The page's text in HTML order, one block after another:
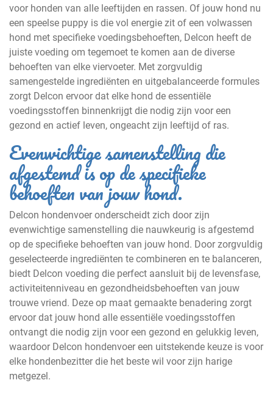
voor honden van alle leeftijden en rassen. Of jouw hond nu
een speelse puppy is die vol energie zit of een volwassen
hond met specifieke voedingsbehoeften, Delcon heeft de
juiste voeding om tegemoet te komen aan de diverse
behoeften van elke viervoeter. Met zorgvuldig
samengestelde ingrediënten en uitgebalanceerde formules
zorgt Delcon ervoor dat elke hond de essentiële
voedingsstoffen binnenkrijgt die nodig zijn voor een
gezond en actief leven, ongeacht zijn leeftijd of ras.
Evenwichtige samenstelling die
afgestemd is op de specifieke
behoeften van jouw hond.
Delcon hondenvoer onderscheidt zich door zijn
evenwichtige samenstelling die nauwkeurig is afgestemd
op de specifieke behoeften van jouw hond. Door zorgvuldig
geselecteerde ingrediënten te combineren en te balanceren,
biedt Delcon voeding die perfect aansluit bij de levensfase,
activiteitenniveau en gezondheidsbehoeften van jouw
trouwe vriend. Deze op maat gemaakte benadering zorgt
ervoor dat jouw hond alle essentiële voedingsstoffen
ontvangt die nodig zijn voor een gezond en gelukkig leven,
waardoor Delcon hondenvoer een uitstekende keuze is voor
elke hondenbezitter die het beste wil voor zijn harige
metgezel.